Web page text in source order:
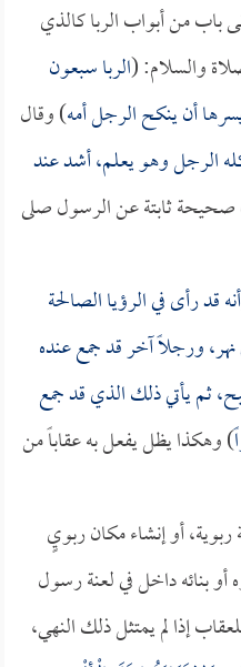
باب من أبواب الربا كالذي
والسلام: (الربا سبعون
أن ينكح الرجل أمه) وقال
الرجل وهو يعلم، أشد عند
ثابتة عن الرسول صلى
أنه قد رأى في الرؤيا الصالحة
ورجلاً آخر قد جمع عنده
ثم يأتي ذلك الذي قد جمع
) وهكذا يظل يفعل به عقاباً من
أو إنشاء مكان ربويٍ
أو بنائه داخل في لعنة رسول
إذا لم يمتثل ذلك النهي،